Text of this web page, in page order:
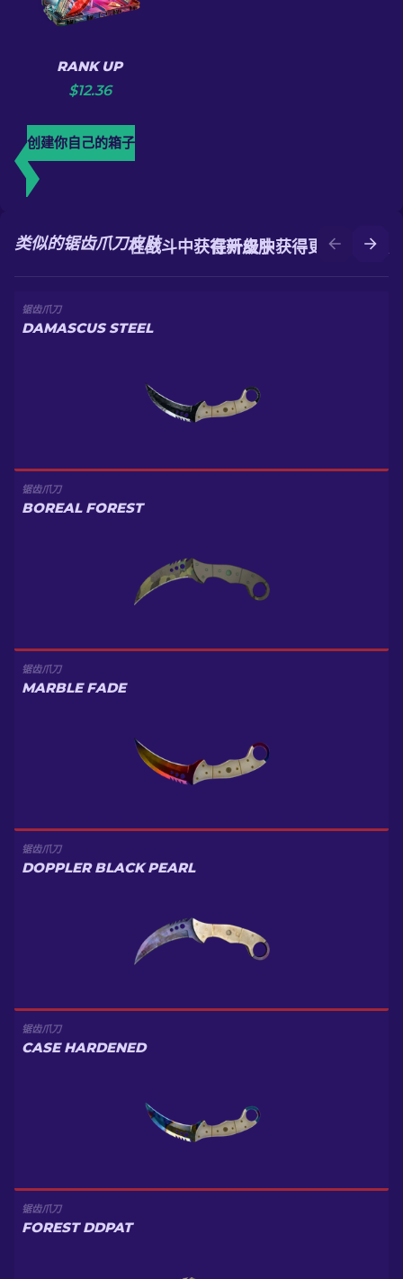
RANK UP
$12.36
创建你自己的箱子
在升级中获得更好的皮肤
在战斗中获得新皮肤
类似的锯齿爪刀皮肤
锯齿爪刀
DAMASCUS STEEL
锯齿爪刀
BOREAL FOREST
锯齿爪刀
MARBLE FADE
锯齿爪刀
DOPPLER BLACK PEARL
锯齿爪刀
CASE HARDENED
锯齿爪刀
FOREST DDPAT